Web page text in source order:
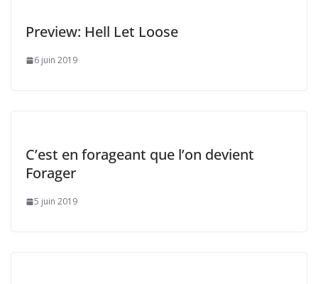
Preview: Hell Let Loose
6 juin 2019
C’est en forageant que l’on devient
Forager
5 juin 2019